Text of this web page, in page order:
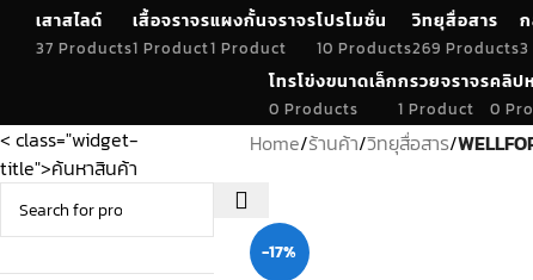
เสาสไลด์
37 Products
เสื้อจราจร
1 Product
แผงกั้นจราจร
1 Product
โปรโมชั่น
10 Products
วิทยุสื่อสาร
269 Products
โทรโข่งขนาดเล็ก
0 Products
กรวยจราจร
1 Product
คลิป
0
< class="widget-
title">ค้นหาสินค้า
Home/ร้านค้า/วิทยุสื่อสาร/
-17%